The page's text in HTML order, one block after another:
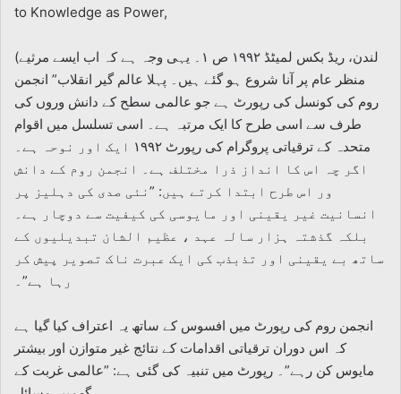
to Knowledge as Power,
(لندن، ریڈ بکس لمیٹڈ ۱۹۹۲ ص ۱۔ یہی وجہ ہے کہ اب ایسے مرثیے
منظر عام پر آنا شروع ہو گئے ہیں۔ پہلا عالم گیر انقلاب” انجمن
روم کی کونسل کی رپورٹ ہے جو عالمی سطح کے دانش وروں کی
طرف سے اسی طرح کا ایک مرتبہ ہے۔ اسی تسلسل میں اقوام
متحدہ کے ترقیاتی پروگرام کی رپورٹ ۱۹۹۲ ایک اور نوحہ ہے۔
اگر چہ اس کا انداز ذرا مختلف ہے۔ انجمن روم کے دانش
ور اس طرح ابتدا کرتے ہیں: ”نئی صدی کی دہلیز پر
انسانیت غیر یقینی اور مایوسی کی کیفیت سے دوچار ہے۔
بلکہ گذشتہ ہزار سالہ عہد ، عظیم الشان تبدیلیوں کے
ساتھ بے یقینی اور تذبذب کی ایک عبرت ناک تصویر پیش کر
رہا ہے”۔
انجمن روم کی رپورٹ میں افسوس کے ساتھ یہ اعتراف کیا گیا ہے
کہ اس دوران ترقیاتی اقدامات کے نتائج غیر متوازن اور بیشتر
مایوس کن رہے”۔ رپورٹ میں تنبیہ کی گئی ہے: ”عالمی غربت کے